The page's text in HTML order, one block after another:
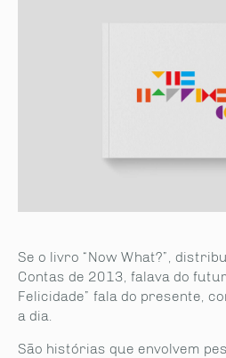
Se o livro “Now What?”,
Contas de 2013, falava do
Felicidade” fala do presente,
a dia.
São histórias que envolvem